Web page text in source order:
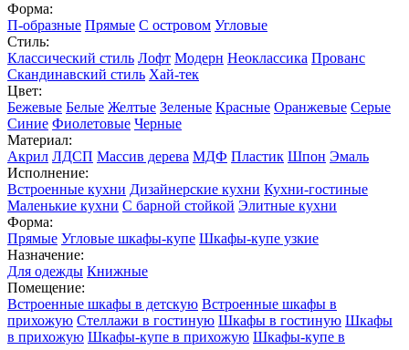
Форма:
П-образные Прямые С островом Угловые
Стиль:
Классический стиль Лофт Модерн Неоклассика Прованс
Скандинавский стиль Хай-тек
Цвет:
Бежевые Белые Желтые Зеленые Красные Оранжевые Серые
Синие Фиолетовые Черные
Материал:
Акрил ЛДСП Массив дерева МДФ Пластик Шпон Эмаль
Исполнение:
Встроенные кухни Дизайнерские кухни Кухни-гостиные
Маленькие кухни С барной стойкой Элитные кухни
Форма:
Прямые Угловые шкафы-купе Шкафы-купе узкие
Назначение:
Для одежды Книжные
Помещение:
Встроенные шкафы в детскую Встроенные шкафы в
прихожую Стеллажи в гостиную Шкафы в гостиную Шкафы
в прихожую Шкафы-купе в прихожую Шкафы-купе в